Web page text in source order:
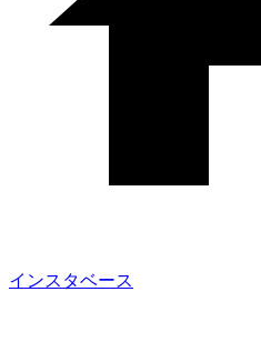
インスタベース